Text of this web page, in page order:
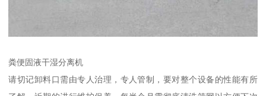
粪便固液干湿分离机
请切记卸料口需由专人治理，专人管制，要对整个设备的性能有所